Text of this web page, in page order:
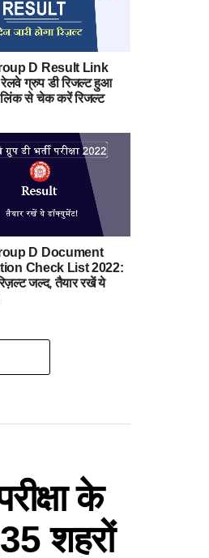
D Result Link
ग्रुप डी रिजल्ट हुआ
लिंक से चेक करें रिजल्ट
D Document
Check List 2022:
जल्द, तैयार रखें ये
के
शहरों